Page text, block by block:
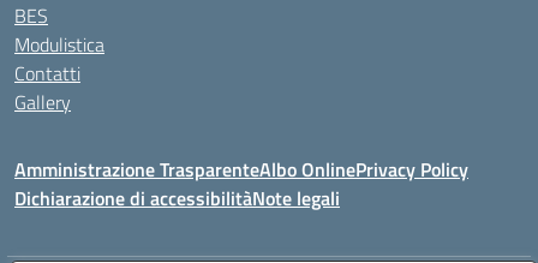
BES
Modulistica
Contatti
Gallery
Amministrazione TrasparenteAlbo OnlinePrivacy Policy
Dichiarazione di accessibilitàNote legali